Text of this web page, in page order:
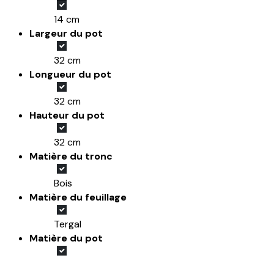
14 cm
Largeur du pot
32 cm
Longueur du pot
32 cm
Hauteur du pot
32 cm
Matière du tronc
Bois
Matière du feuillage
Tergal
Matière du pot